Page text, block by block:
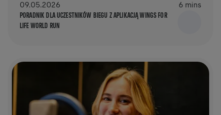
09.05.2026 6 mins
PORADNIK DLA UCZESTNIKÓW BIEGU Z APLIKACJĄ WINGS FOR
LIFE WORLD RUN